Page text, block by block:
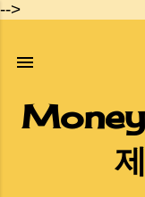
-->
기